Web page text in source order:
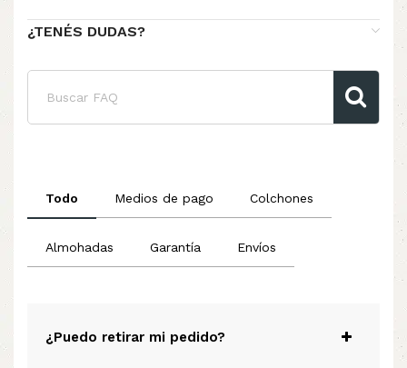
¿TENÉS DUDAS?
Todo Medios de pago Colchones
Almohadas Garantía Envíos
¿Puedo retirar mi pedido?